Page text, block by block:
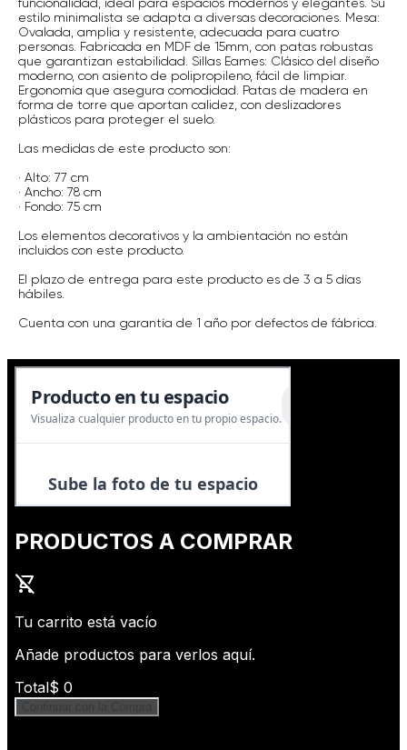
funcionalidad, ideal para espacios modernos y elegantes. Su
estilo minimalista se adapta a diversas decoraciones. Mesa:
Ovalada, amplia y resistente, adecuada para cuatro
personas. Fabricada en MDF de 15mm, con patas robustas
que garantizan estabilidad. Sillas Eames: Clásico del diseño
moderno, con asiento de polipropileno, fácil de limpiar.
Ergonomía que asegura comodidad. Patas de madera en
forma de torre que aportan calidez, con deslizadores
plásticos para proteger el suelo.
Las medidas de este producto son:
· Alto: 77 cm
· Ancho: 78 cm
· Fondo: 75 cm
Los elementos decorativos y la ambientación no están
incluidos con este producto.
El plazo de entrega para este producto es de 3 a 5 días
hábiles.
Cuenta con una garantía de 1 año por defectos de fábrica.